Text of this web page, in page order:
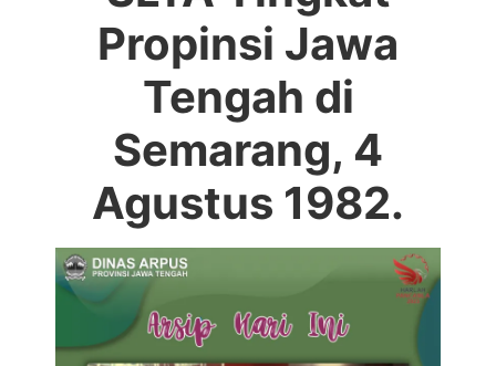
Propinsi Jawa
Tengah di
Semarang, 4
Agustus 1982.